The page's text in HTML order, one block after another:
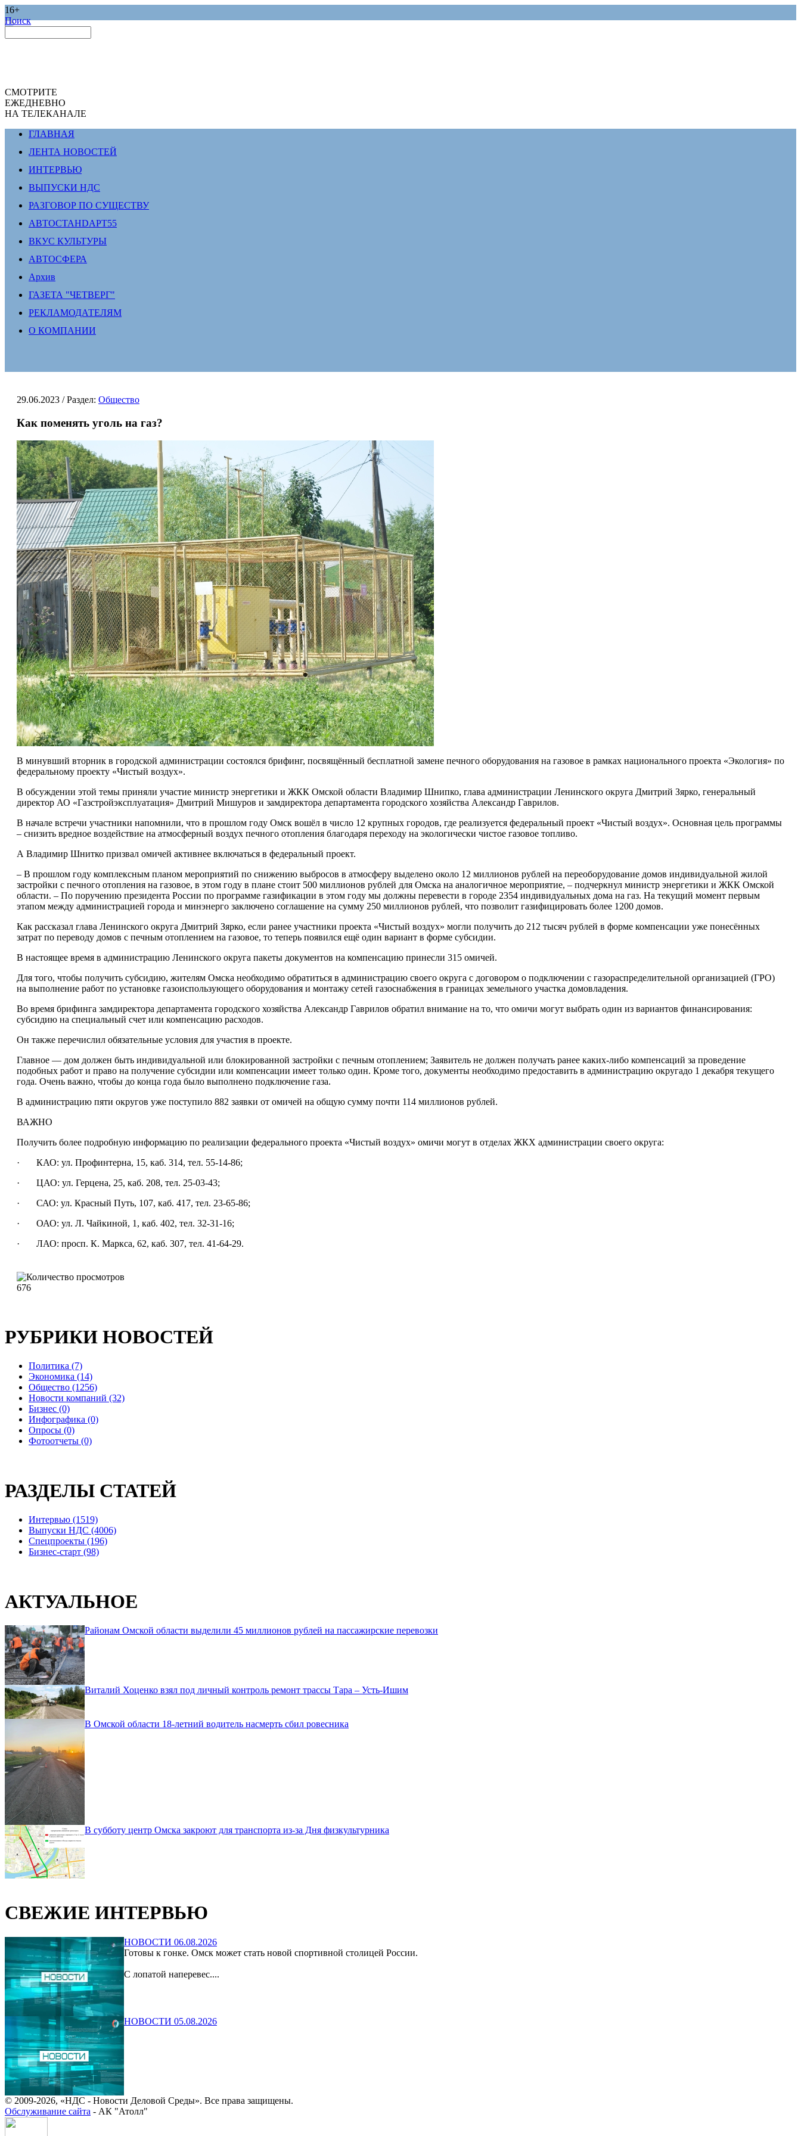
16+
Поиск
СМОТРИТЕ
ЕЖЕДНЕВНО
НА ТЕЛЕКАНАЛЕ
ГЛАВНАЯ
ЛЕНТА НОВОСТЕЙ
ИНТЕРВЬЮ
ВЫПУСКИ НДС
РАЗГОВОР ПО СУЩЕСТВУ
АВТОСТАНDАРТ55
ВКУС КУЛЬТУРЫ
АВТОСФЕРА
Архив
ГАЗЕТА "ЧЕТВЕРГ"
РЕКЛАМОДАТЕЛЯМ
О КОМПАНИИ
29.06.2023 / Раздел: Общество
Как поменять уголь на газ?
В минувший вторник в городской администрации состоялся брифинг, посвящённый бесплатной замене печного оборудования на газовое в рамках национального проекта «Экология» по
федеральному проекту «Чистый воздух».
В обсуждении этой темы приняли участие министр энергетики и ЖКК Омской области Владимир Шнипко, глава администрации Ленинского округа Дмитрий Зярко, генеральный
директор АО «Газстройэксплуатация» Дмитрий Мишуров и замдиректора департамента городского хозяйства Александр Гаврилов.
В начале встречи участники напомнили, что в прошлом году Омск вошёл в число 12 крупных городов, где реализуется федеральный проект «Чистый воздух». Основная цель программы
– снизить вредное воздействие на атмосферный воздух печного отопления благодаря переходу на экологически чистое газовое топливо.
А Владимир Шнитко призвал омичей активнее включаться в федеральный проект.
– В прошлом году комплексным планом мероприятий по снижению выбросов в атмосферу выделено около 12 миллионов рублей на переоборудование домов индивидуальной жилой
застройки с печного отопления на газовое, в этом году в плане стоит 500 миллионов рублей для Омска на аналогичное мероприятие, – подчеркнул министр энергетики и ЖКК Омской
области. – По поручению президента России по программе газификации в этом году мы должны перевести в городе 2354 индивидуальных дома на газ. На текущий момент первым
этапом между администрацией города и минэнерго заключено соглашение на сумму 250 миллионов рублей, что позволит газифицировать более 1200 домов.
Как рассказал глава Ленинского округа Дмитрий Зярко, если ранее участники проекта «Чистый воздух» могли получить до 212 тысяч рублей в форме компенсации уже понесённых
затрат по переводу домов с печным отоплением на газовое, то теперь появился ещё один вариант в форме субсидии.
В настоящее время в администрацию Ленинского округа пакеты документов на компенсацию принесли 315 омичей.
Для того, чтобы получить субсидию, жителям Омска необходимо обратиться в администрацию своего округа с договором о подключении с газораспределительной организацией (ГРО)
на выполнение работ по установке газоиспользующего оборудования и монтажу сетей газоснабжения в границах земельного участка домовладения.
Во время брифинга замдиректора департамента городского хозяйства Александр Гаврилов обратил внимание на то, что омичи могут выбрать один из вариантов финансирования:
субсидию на специальный счет или компенсацию расходов.
Он также перечислил обязательные условия для участия в проекте.
Главное — дом должен быть индивидуальной или блокированной застройки с печным отоплением; Заявитель не должен получать ранее каких-либо компенсаций за проведение
подобных работ и право на получение субсидии или компенсации имеет только один. Кроме того, документы необходимо предоставить в администрацию округадо 1 декабря текущего
года. Очень важно, чтобы до конца года было выполнено подключение газа.
В администрацию пяти округов уже поступило 882 заявки от омичей на общую сумму почти 114 миллионов рублей.
ВАЖНО
Получить более подробную информацию по реализации федерального проекта «Чистый воздух» омичи могут в отделах ЖКХ администрации своего округа:
· КАО: ул. Профинтерна, 15, каб. 314, тел. 55-14-86;
· ЦАО: ул. Герцена, 25, каб. 208, тел. 25-03-43;
· САО: ул. Красный Путь, 107, каб. 417, тел. 23-65-86;
· ОАО: ул. Л. Чайкиной, 1, каб. 402, тел. 32-31-16;
· ЛАО: просп. К. Маркса, 62, каб. 307, тел. 41-64-29.
676
РУБРИКИ НОВОСТЕЙ
Политика (7)
Экономика (14)
Общество (1256)
Новости компаний (32)
Бизнес (0)
Инфографика (0)
Опросы (0)
Фотоотчеты (0)
РАЗДЕЛЫ СТАТЕЙ
Интервью (1519)
Выпуски НДС (4006)
Спецпроекты (196)
Бизнес-старт (98)
АКТУАЛЬНОЕ
Районам Омской области выделили 45 миллионов рублей на пассажирские перевозки
Виталий Хоценко взял под личный контроль ремонт трассы Тара – Усть-Ишим
В Омской области 18-летний водитель насмерть сбил ровесника
В субботу центр Омска закроют для транспорта из-за Дня физкультурника
СВЕЖИЕ ИНТЕРВЬЮ
НОВОСТИ 06.08.2026
Готовы к гонке. Омск может стать новой спортивной столицей России.
С лопатой наперевес....
НОВОСТИ 05.08.2026
© 2009-2026, «НДС - Новости Деловой Среды». Все права защищены.
Обслуживание сайта - АК "Атолл"